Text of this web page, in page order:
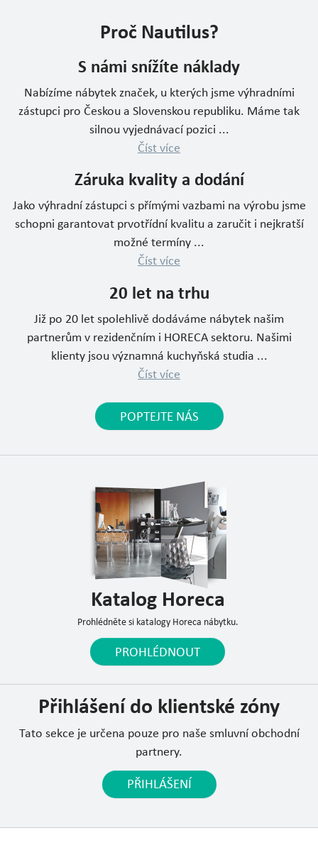
Proč Nautilus?
S námi snížíte náklady
Nabízíme nábytek značek, u kterých jsme výhradními
zástupci pro Českou a Slovenskou republiku. Máme tak
silnou vyjednávací pozici ...
Číst více
Záruka kvality a dodání
Jako výhradní zástupci s přímými vazbami na výrobu jsme
schopni garantovat prvotřídní kvalitu a zaručit i nejkratší
možné termíny ...
Číst více
20 let na trhu
Již po 20 let spolehlivě dodáváme nábytek našim
partnerům v rezidenčním i HORECA sektoru. Našimi
klienty jsou významná kuchyňská studia ...
Číst více
POPTEJTE NÁS
Katalog Horeca
Prohlédněte si katalogy Horeca nábytku.
PROHLÉDNOUT
Přihlášení do klientské zóny
Tato sekce je určena pouze pro naše smluvní obchodní
partnery.
PŘIHLÁŠENÍ